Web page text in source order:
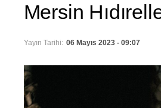
Mersin
Yayın Tarihi: 06 Mayıs 2023 - 09:07